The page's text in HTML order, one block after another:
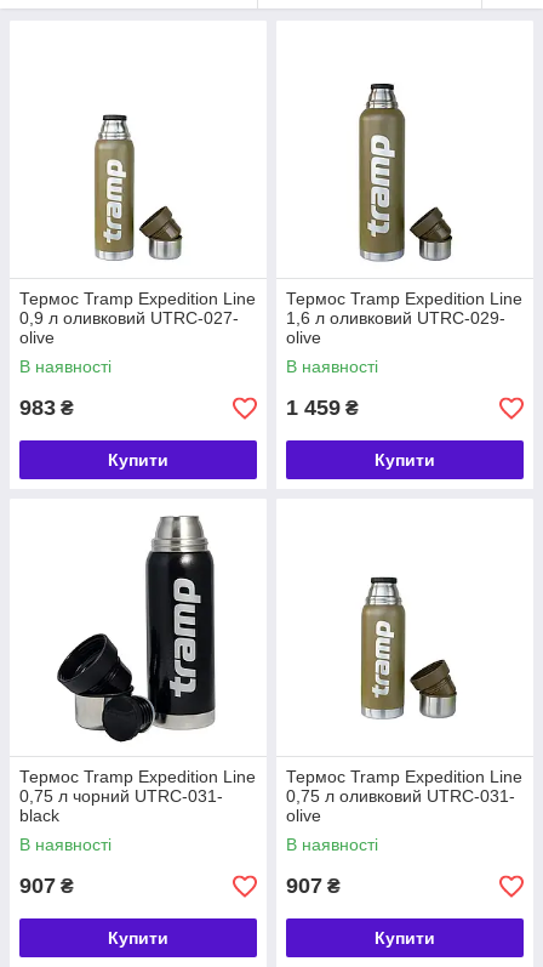
Термос Tramp Expedition Line
0,9 л оливковий UTRC-027-
olive
В наявності
983 ₴
Купити
Термос Tramp Expedition Line
1,6 л оливковий UTRC-029-
olive
В наявності
1 459 ₴
Купити
Термос Tramp Expedition Line
0,75 л чорний UTRC-031-
black
В наявності
907 ₴
Купити
Термос Tramp Expedition Line
0,75 л оливковий UTRC-031-
olive
В наявності
907 ₴
Купити